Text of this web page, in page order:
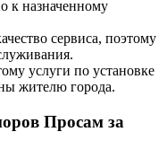
к назначенному
сервиса, поэтому
услуги по установке
жителю города.
Просам за